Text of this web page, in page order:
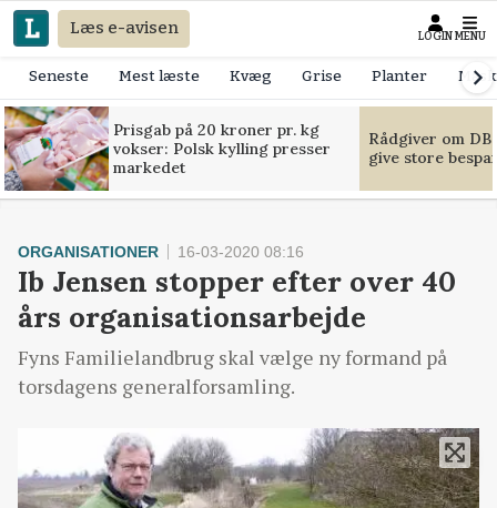
Læs e-avisen LOGIN MENU
Seneste Mest læste Kvæg Grise Planter
Prisgab på 20 kroner pr. kg
vokser: Polsk kylling presser
markedet
Rådgiver om
give store
ORGANISATIONER 16-03-2020 08:16
Ib Jensen stopper efter over 40
års organisationsarbejde
Fyns Familielandbrug skal vælge ny formand på
torsdagens generalforsamling.